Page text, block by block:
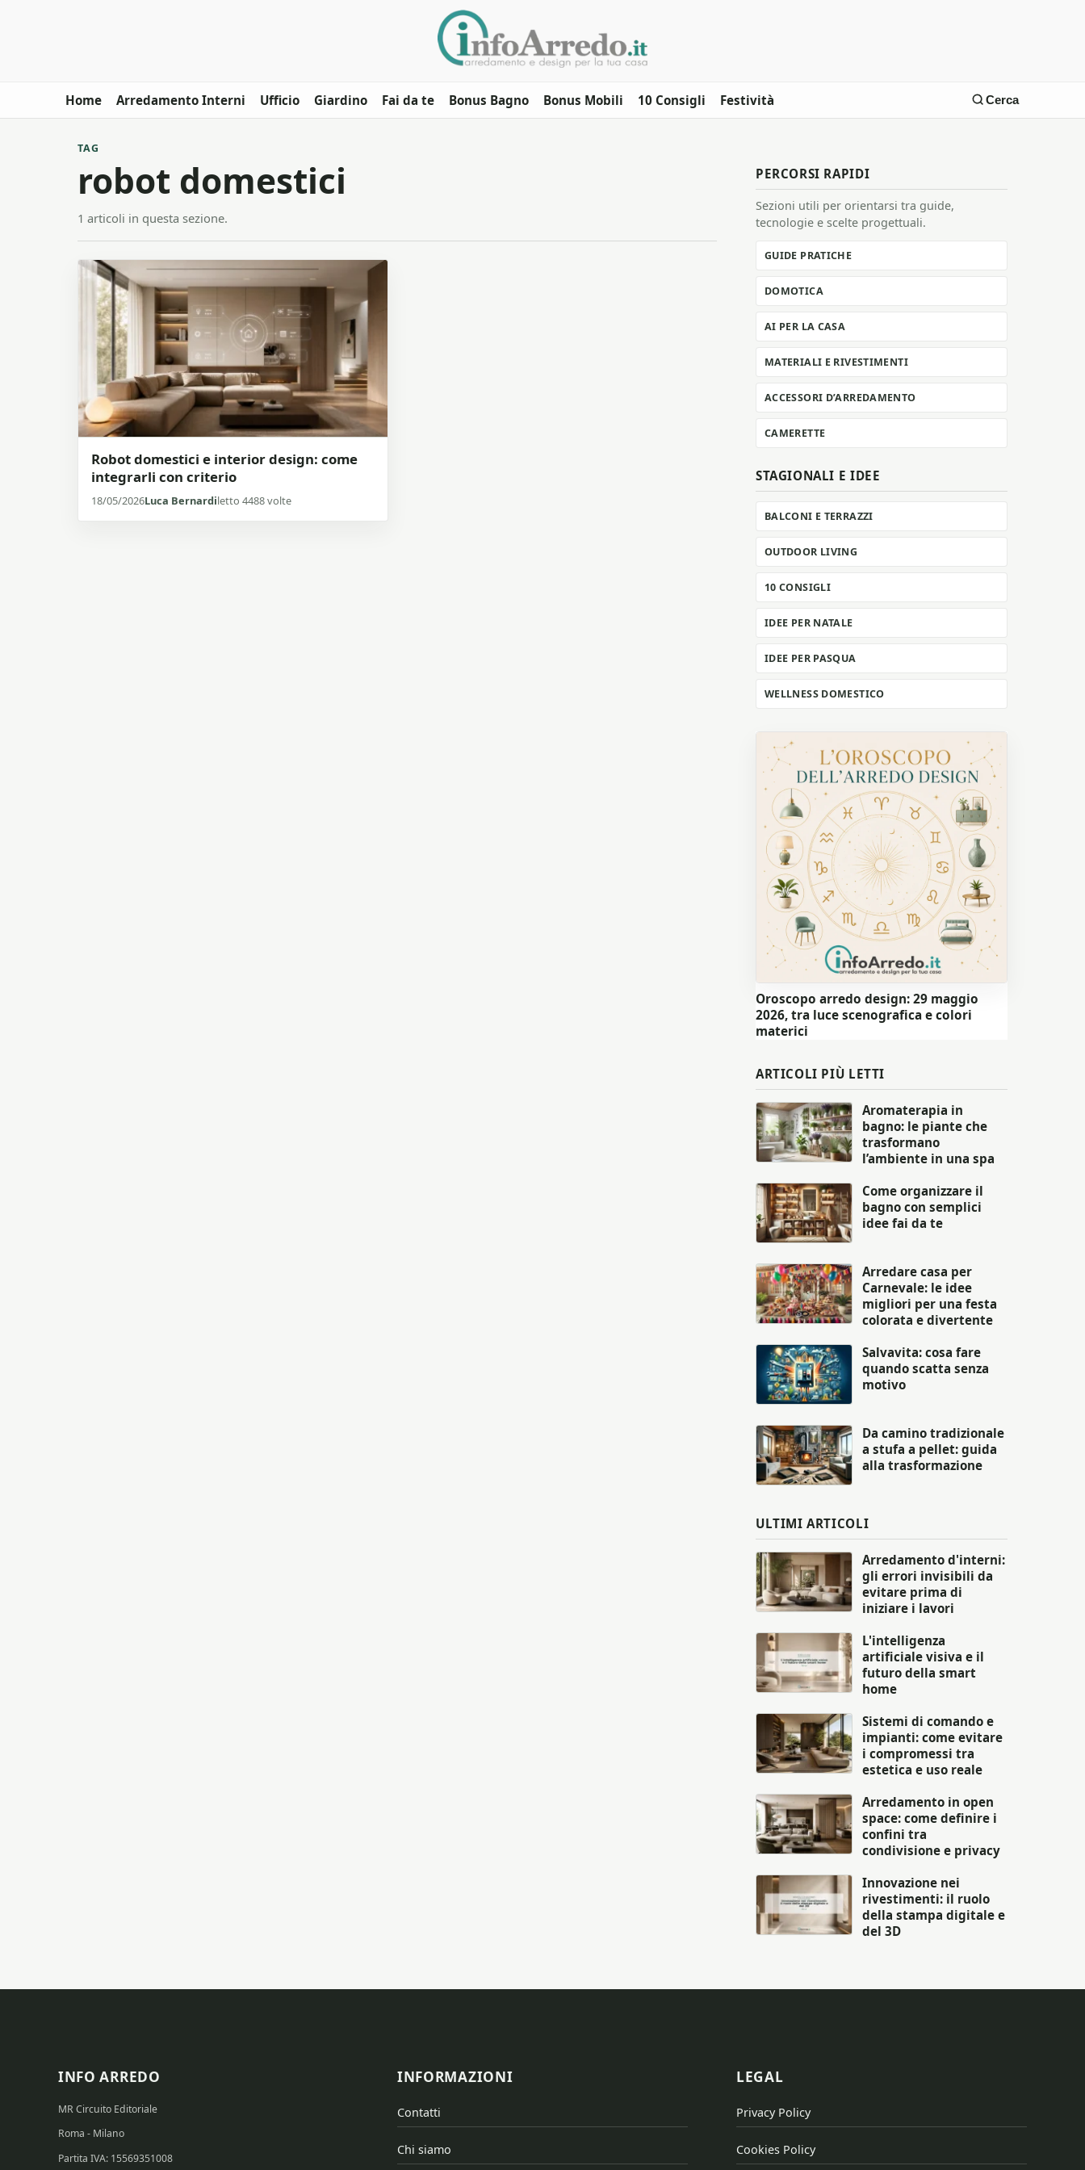
Home Arredamento Interni Ufficio Giardino Fai da te Bonus Bagno Bonus Mobili 10 Consigli Festività Cerca
TAG
robot domestici
1 articoli in questa sezione.
Robot domestici e interior design: come
integrarli con criterio
18/05/2026Luca Bernardiletto 4488 volte
PERCORSI RAPIDI
Sezioni utili per orientarsi tra guide,
tecnologie e scelte progettuali.
GUIDE PRATICHE
DOMOTICA
AI PER LA CASA
MATERIALI E RIVESTIMENTI
ACCESSORI D’ARREDAMENTO
CAMERETTE
STAGIONALI E IDEE
BALCONI E TERRAZZI
OUTDOOR LIVING
10 CONSIGLI
IDEE PER NATALE
IDEE PER PASQUA
WELLNESS DOMESTICO
Oroscopo arredo design: 29 maggio
2026, tra luce scenografica e colori
materici
ARTICOLI PIÙ LETTI
Aromaterapia in
bagno: le piante che
trasformano
l’ambiente in una spa
Come organizzare il
bagno con semplici
idee fai da te
Arredare casa per
Carnevale: le idee
migliori per una festa
colorata e divertente
Salvavita: cosa fare
quando scatta senza
motivo
Da camino tradizionale
a stufa a pellet: guida
alla trasformazione
ULTIMI ARTICOLI
Arredamento d'interni:
gli errori invisibili da
evitare prima di
iniziare i lavori
L'intelligenza
artificiale visiva e il
futuro della smart
home
Sistemi di comando e
impianti: come evitare
i compromessi tra
estetica e uso reale
Arredamento in open
space: come definire i
confini tra
condivisione e privacy
Innovazione nei
rivestimenti: il ruolo
della stampa digitale e
del 3D
INFO ARREDO
MR Circuito Editoriale
Roma - Milano
Partita IVA: 15569351008
INFORMAZIONI
Contatti
Chi siamo
LEGAL
Privacy Policy
Cookies Policy